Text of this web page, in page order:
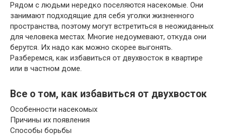
Рядом с людьми нередко поселяются насекомые. Они
занимают подходящие для себя уголки жизненного
пространства, поэтому могут встретиться в неожиданных
для человека местах. Многие недоумевают, откуда они
берутся. Их надо как можно скорее выгонять.
Разберемся, как избавиться от двухвосток в квартире
или в частном доме.
Все о том, как избавиться от двухвосток
Особенности насекомых
Причины их появления
Способы борьбы